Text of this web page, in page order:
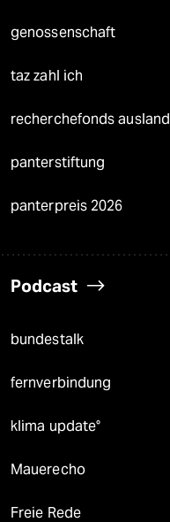
genossenschaft
taz zahl ich
recherchefonds ausland
panterstiftung
panterpreis 2026
Podcast
bundestalk
fernverbindung
klima update°
Mauerecho
Freie Rede